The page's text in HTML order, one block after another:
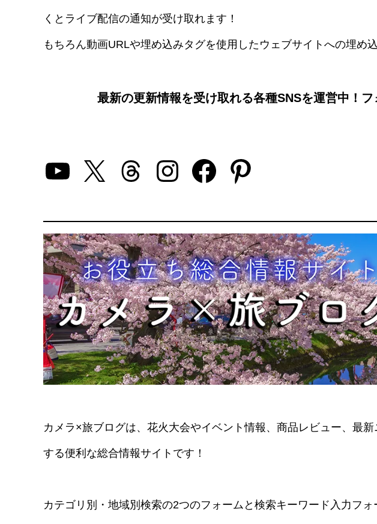
くとライブ配信の通知が受け取れます！
もちろん動画URLや埋め込みタグを使用したウェブサイトへの埋め
最新の更新情報を受け取れる各種SNSを運営中！フ
YouTube
X Threads
Instagram
Facebook
Pinterest
カメラ×旅ブログは、花火大会やイベント情報、商品レビュー、最
する便利な総合情報サイトです！
カテゴリ別・地域別検索の2つのフォームと検索キーワード入力フ